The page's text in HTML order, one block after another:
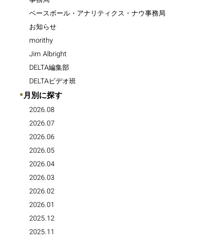
ベースボール・アナリティクス・ナウ事務局
お知らせ
morithy
Jim Albright
DELTA編集部
DELTAビデオ班
●月別に探す
2026.08
2026.07
2026.06
2026.05
2026.04
2026.03
2026.02
2026.01
2025.12
2025.11